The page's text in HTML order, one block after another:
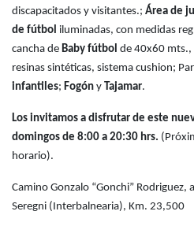
discapacitados y visitantes.; Área de
de fútbol iluminadas, con medidas
cancha de Baby fútbol de 40x60 mts.,
resinas sintéticas, sistema cushion;
infantiles; Fogón y Tajamar.
Los invitamos a disfrutar de este
domingos de 8:00 a 20:30 hrs.
horario).
Camino Gonzalo “Gonchi” Rodriguez,
Seregni (Interbalnearia), Km. 23,500